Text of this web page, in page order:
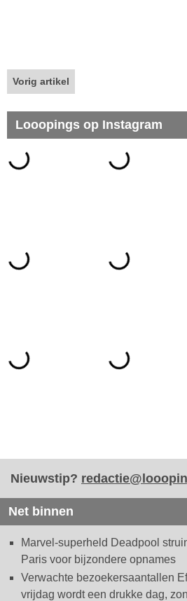
Vorig artikel
Looopings op Instagram
Nieuwstip?
Net binnen
Marvel-superheld Deadpool
Paris voor bijzondere opnames
Verwachte bezoekersaantallen
vrijdag wordt een drukke dag,